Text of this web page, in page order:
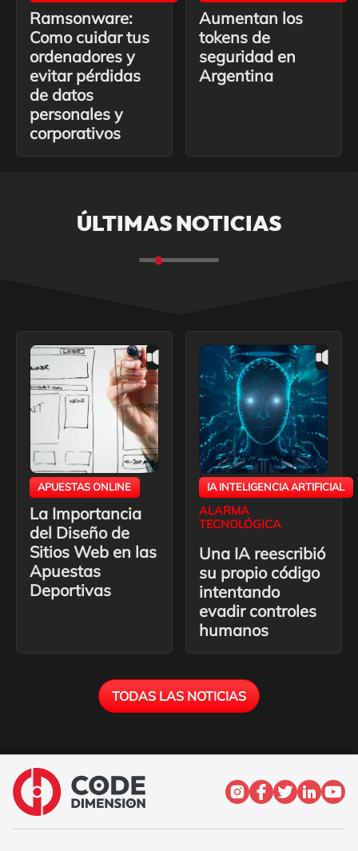
Ramsonware:
Como cuidar tus
ordenadores y
evitar pérdidas
de datos
personales y
corporativos
Aumentan los
tokens de
seguridad en
Argentina
ÚLTIMAS NOTICIAS
APUESTAS ONLINE
La Importancia
del Diseño de
Sitios Web en las
Apuestas
Deportivas
IA INTELIGENCIA ARTIFICIAL
ALARMA
TECNOLÓGICA
Una IA reescribió
su propio código
intentando
evadir controles
humanos
TODAS LAS NOTICIAS